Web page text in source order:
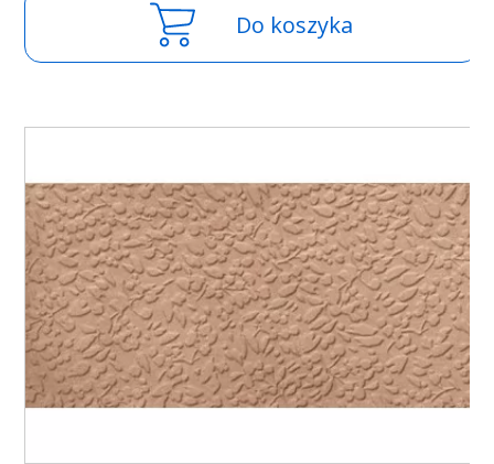
Do koszyka